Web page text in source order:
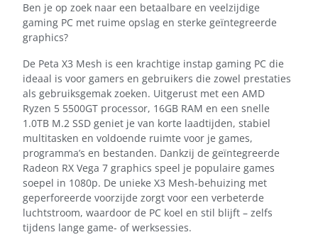
Ben je op zoek naar een betaalbare en veelzijdige
gaming PC met ruime opslag en sterke geïntegreerde
graphics?
De Peta X3 Mesh is een krachtige instap gaming PC die
ideaal is voor gamers en gebruikers die zowel prestaties
als gebruiksgemak zoeken. Uitgerust met een AMD
Ryzen 5 5500GT processor, 16GB RAM en een snelle
1.0TB M.2 SSD geniet je van korte laadtijden, stabiel
multitasken en voldoende ruimte voor je games,
programma’s en bestanden. Dankzij de geïntegreerde
Radeon RX Vega 7 graphics speel je populaire games
soepel in 1080p. De unieke X3 Mesh-behuizing met
geperforeerde voorzijde zorgt voor een verbeterde
luchtstroom, waardoor de PC koel en stil blijft – zelfs
tijdens lange game- of werksessies.